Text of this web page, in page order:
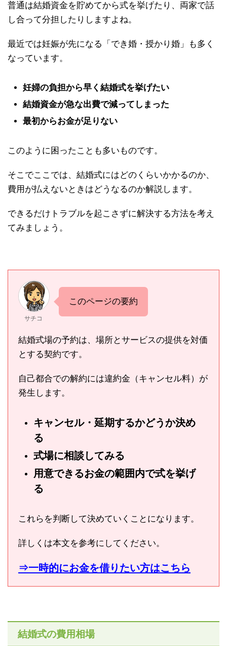
普通は結婚資金を貯めてから式を挙げたり、両家で話
し合って分担したりしますよね。
最近では妊娠が先になる「でき婚・授かり婚」も多く
なっています。
妊婦の負担から早く結婚式を挙げたい
結婚資金が急な出費で減ってしまった
最初からお金が足りない
このように困ったことも多いものです。
そこでここでは、結婚式にはどのくらいかかるのか、
費用が払えないときはどうなるのか解説します。
できるだけトラブルを起こさずに解決する方法を考え
てみましょう。
サチコ
このページの要約
結婚式場の予約は、場所とサービスの提供を対価
とする契約です。
自己都合での解約には違約金（キャンセル料）が
発生します。
キャンセル・延期するかどうか決め
る
式場に相談してみる
用意できるお金の範囲内で式を挙げ
る
これらを判断して決めていくことになります。
詳しくは本文を参考にしてください。
⇒一時的にお金を借りたい方はこちら
結婚式の費用相場